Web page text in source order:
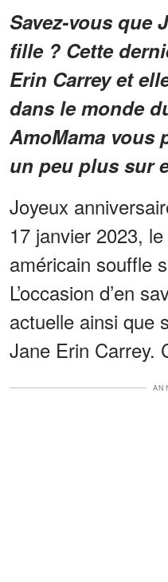
Savez-vous que
fille ? Cette
Erin Carrey et
dans le monde
AmoMama vous
un peu plus sur
Joyeux
17 janvier 2023,
américain souffle
L’occasion d’en
actuelle ainsi que
Jane Erin Carrey.